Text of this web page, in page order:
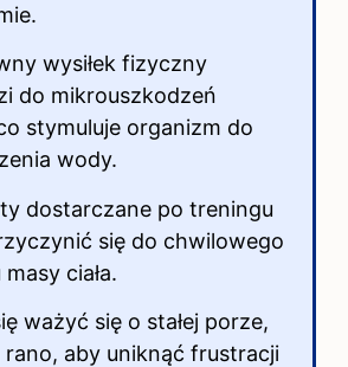
wysiłek fizyczny
do mikrouszkodzeń
stymuluje organizm do
wody.
dostarczane po treningu
się do chwilowego
ciała.
ważyć się o stałej porze,
rano, aby uniknąć frustracji